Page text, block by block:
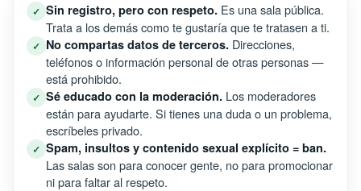
✓ Sin registro, pero con respeto. Es una sala pública.
Trata a los demás como te gustaría que te tratasen a ti.
✓ No compartas datos de terceros. Direcciones,
teléfonos o información personal de otras personas —
está prohibido.
✓ Sé educado con la moderación. Los moderadores
están para ayudarte. Si tienes una duda o un problema,
escríbeles privado.
✓ Spam, insultos y contenido sexual explícito = ban.
Las salas son para conocer gente, no para promocionar
ni para faltar al respeto.